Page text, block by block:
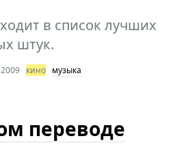
в список лучших
штук.
2009 кино музыка
переводе